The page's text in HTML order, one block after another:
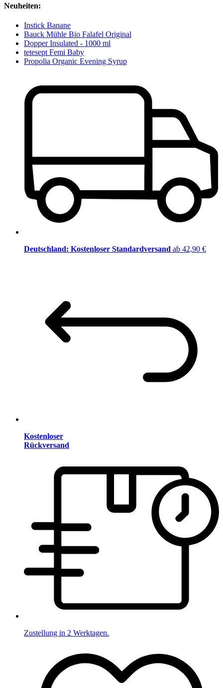
Neuheiten:
Instick Banane
Bauck Mühle Bio Falafel Original
Dopper Insulated - 1000 ml
tetesept Femi Baby
Propolia Organic Evening Syrup
Deutschland: Kostenloser Standardversand ab 42,90 €
Kostenloser
Rückversand
Zustellung in 2 Werktagen.